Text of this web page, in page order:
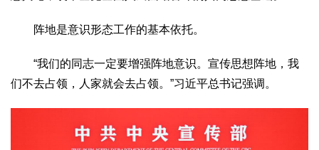
阵地是意识形态工作的基本依托。
“我们的同志一定要增强阵地意识。宣传思想阵地，我
们不去占领，人家就会去占领。”习近平总书记强调。